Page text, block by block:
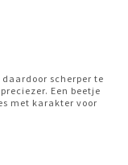
scherper te
Een beetje
met karakter voor